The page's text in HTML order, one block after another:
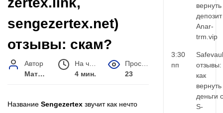
sengezertex.net)
отзывы: скам?
Автор
Матвей Иванов
4 мин.
23
Название Sengezertex звучит как нечто
вернуть
Anar-
trm.vip
3:30
пп
отзывы:
как
вернуть
деньги с
S-